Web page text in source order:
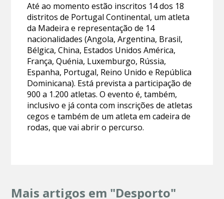
Até ao momento estão inscritos 14 dos 18
distritos de Portugal Continental, um atleta
da Madeira e representação de 14
nacionalidades (Angola, Argentina, Brasil,
Bélgica, China, Estados Unidos América,
França, Quénia, Luxemburgo, Rússia,
Espanha, Portugal, Reino Unido e República
Dominicana). Está prevista a participação de
900 a 1.200 atletas. O evento é, também,
inclusivo e já conta com inscrições de atletas
cegos e também de um atleta em cadeira de
rodas, que vai abrir o percurso.
Mais artigos em "Desporto"